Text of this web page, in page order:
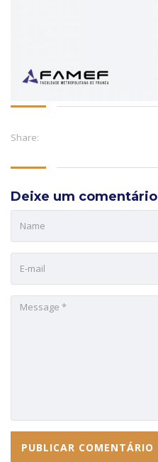
Share:
Deixe um comentário